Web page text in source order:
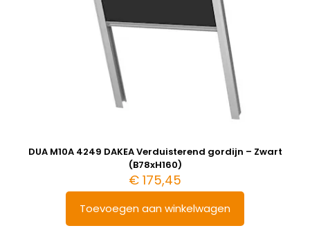
DUA M10A 4249 DAKEA Verduisterend gordijn – Zwart
(B78xH160)
€ 175,45
Toevoegen aan winkelwagen